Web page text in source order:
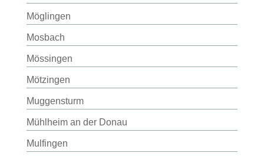
Möglingen
Mosbach
Mössingen
Mötzingen
Muggensturm
Mühlheim an der Donau
Mulfingen